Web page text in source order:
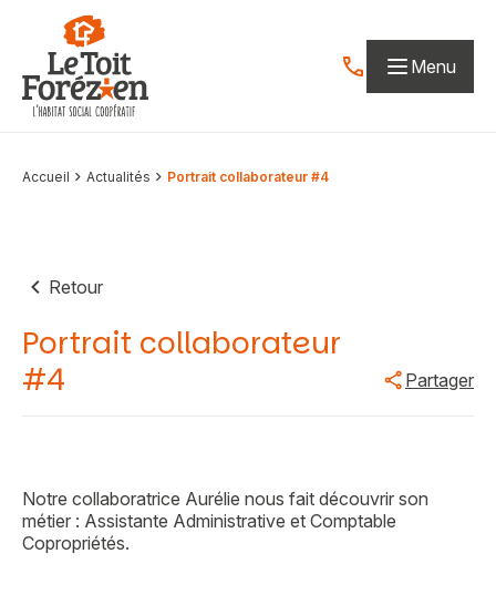
Aller au contenu
Contactez-nous
Menu
Accueil Actualités Portrait collaborateur #4
Retour
Portrait collaborateur
#4
Partager
Notre collaboratrice Aurélie nous fait découvrir son
métier : Assistante Administrative et Comptable
Copropriétés.